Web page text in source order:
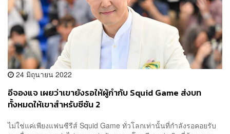
24 มิถุนายน 2022
อีจองแจ เผยว่าเขายังรอให้ผู้กำกับ Squid Game ส่งบท
ทั้งหมดให้เขาสำหรับซีซัน 2
ไม่ใช่แค่เพียงแฟนซีรีส์ Squid Game ทั่วโลกเท่านั้นที่กำลังรอคอยรับ